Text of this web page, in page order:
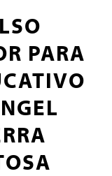
PARA